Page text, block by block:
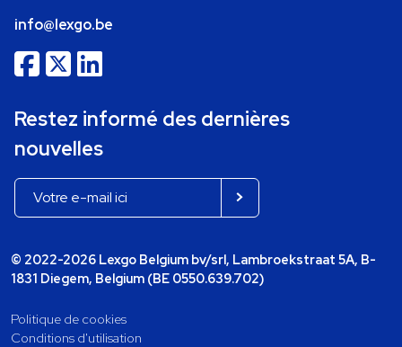
info@lexgo.be
Restez informé des dernières
nouvelles
© 2022-2026 Lexgo Belgium bv/srl, Lambroekstraat 5A, B-
1831 Diegem, Belgium (BE 0550.639.702)
Politique de cookies
Conditions d'utilisation